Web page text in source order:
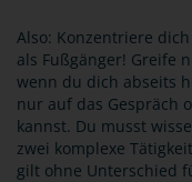
Also: Konzentriere
als Fußgänger! Greife
wenn du dich abseits
nur auf das Gespräch
kannst. Du musst
zwei komplexe
gilt ohne Unterschied